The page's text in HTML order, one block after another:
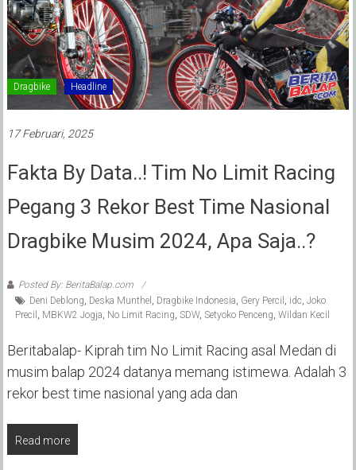
Dragbike Headline
17 Februari, 2025
Fakta By Data..! Tim No Limit Racing
Pegang 3 Rekor Best Time Nasional
Dragbike Musim 2024, Apa Saja..?
Posted By: BeritaBalap.com
Deni Deblong, Deska Munthel , Dragbike Indonesia, Gery Percil , idc, Joko
Precil , MBKW2 Jogja, No Limit Racing, SDW, Setyoko Penceng, Wildan Kecil
Beritabalap- Kiprah tim No Limit Racing asal Medan di
musim balap 2024 datanya memang istimewa. Adalah 3
rekor best time nasional yang ada dan
Read more